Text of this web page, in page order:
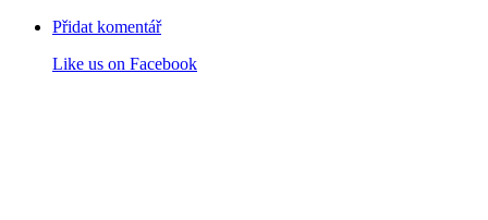
Přidat komentář
Like us on Facebook